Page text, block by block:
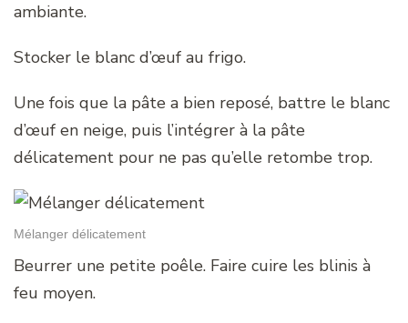
ambiante.
Stocker le blanc d’œuf au frigo.
Une fois que la pâte a bien reposé, battre le blanc
d’œuf en neige, puis l’intégrer à la pâte
délicatement pour ne pas qu’elle retombe trop.
Mélanger délicatement
Beurrer une petite poêle. Faire cuire les blinis à
feu moyen.